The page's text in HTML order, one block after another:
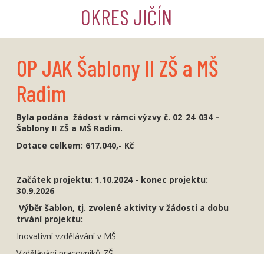
OKRES JIČÍN
OP JAK Šablony II ZŠ a MŠ
Radim
Byla podána žádost v rámci výzvy č. 02_24_034 –
Šablony II ZŠ a MŠ Radim.
Dotace celkem: 617.040,- Kč
Začátek projektu: 1.10.2024 - konec projektu:
30.9.2026
Výběr šablon, tj. zvolené aktivity v žádosti a dobu
trvání projektu:
Inovativní vzdělávání v MŠ